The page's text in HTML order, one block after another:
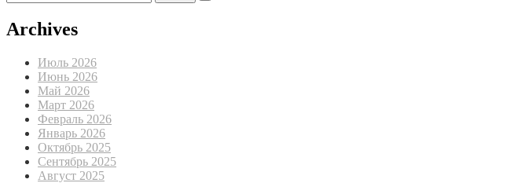
Archives
Июль 2026
Июнь 2026
Май 2026
Март 2026
Февраль 2026
Январь 2026
Октябрь 2025
Сентябрь 2025
Август 2025